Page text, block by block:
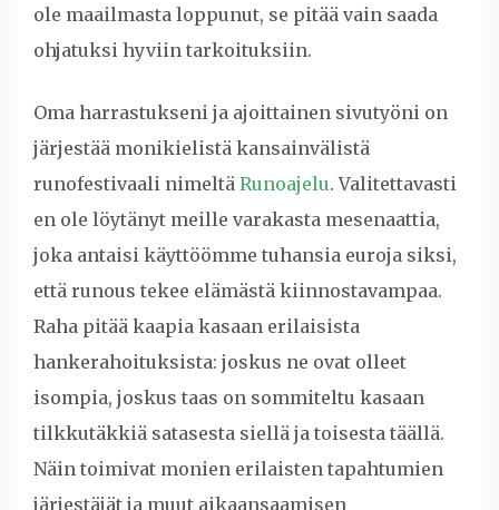
ole maailmasta loppunut, se pitää vain saada
ohjatuksi hyviin tarkoituksiin.
Oma harrastukseni ja ajoittainen sivutyöni on
järjestää monikielistä kansainvälistä
runofestivaali nimeltä Runoajelu. Valitettavasti
en ole löytänyt meille varakasta mesenaattia,
joka antaisi käyttöömme tuhansia euroja siksi,
että runous tekee elämästä kiinnostavampaa.
Raha pitää kaapia kasaan erilaisista
hankerahoituksista: joskus ne ovat olleet
isompia, joskus taas on sommiteltu kasaan
tilkkutäkkiä satasesta siellä ja toisesta täällä.
Näin toimivat monien erilaisten tapahtumien
järjestäjät ja muut aikaansaamisen